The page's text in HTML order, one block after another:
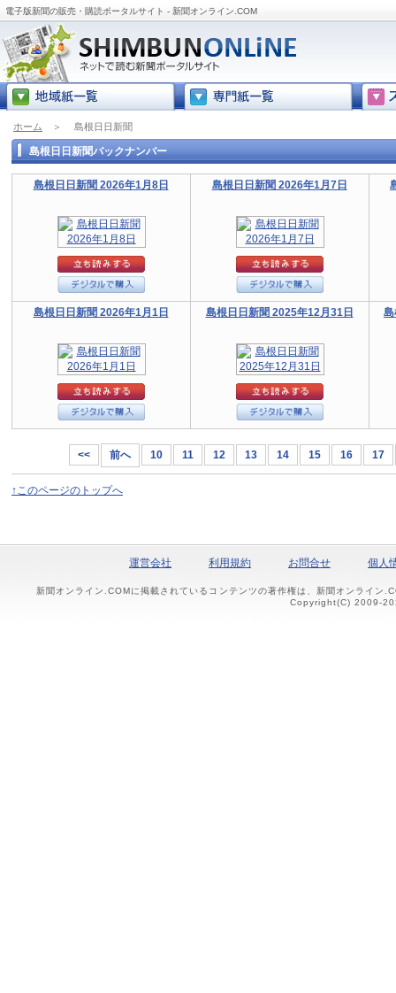
電子版新聞の販売・購読ポータルサイト - 新聞オンライン.COM
ホーム ＞ 島根日日新聞
島根日日新聞バックナンバー
島根日日新聞 2026年1月8日 島根日日新聞 2026年1月7日
島根日日新聞 2026年1月1日 島根日日新聞 2025年12月31日
<< 前へ 10 11 12 13 14 15 16 17
↑このページのトップへ
運営会社 利用規約 お問合せ 個人
新聞オンライン.COMに掲載されているコンテンツの著作権は、新聞オンライン
Copyright(C) 2009-